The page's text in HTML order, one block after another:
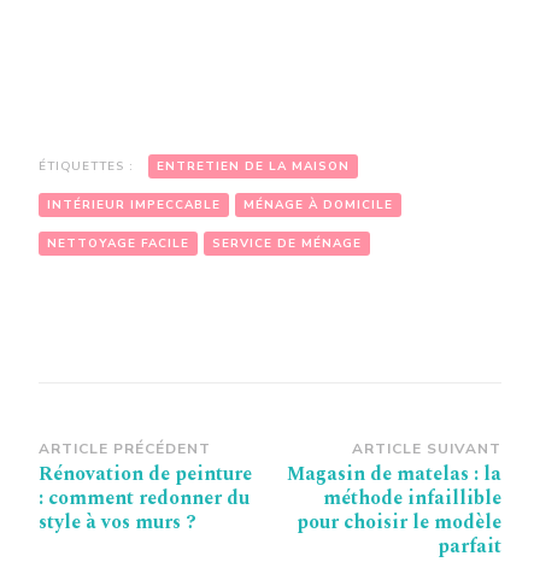
ÉTIQUETTES : ENTRETIEN DE LA MAISON
INTÉRIEUR IMPECCABLE MÉNAGE À DOMICILE
NETTOYAGE FACILE SERVICE DE MÉNAGE
Navigation
d’article
ARTICLE PRÉCÉDENT
Rénovation de peinture
: comment redonner du
style à vos murs ?
ARTICLE SUIVANT
Magasin de matelas : la
méthode infaillible
pour choisir le modèle
parfait